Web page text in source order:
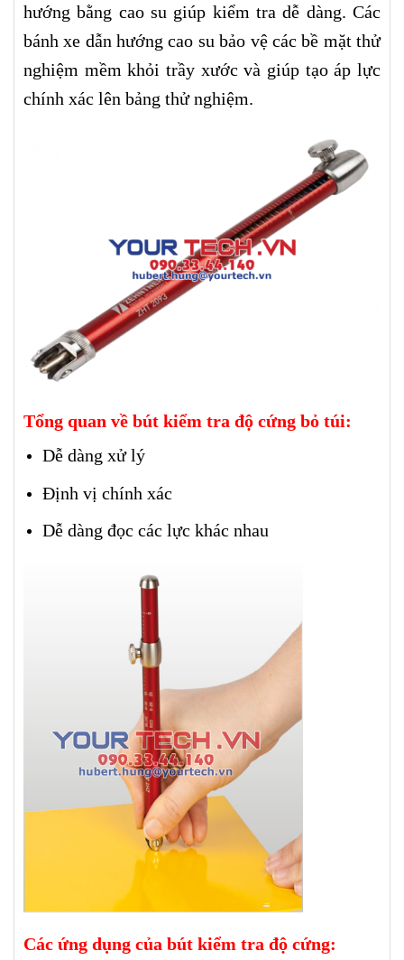
hướng bằng cao su giúp kiểm tra dễ dàng. Các
bánh xe dẫn hướng cao su bảo vệ các bề mặt thử
nghiệm mềm khỏi trầy xước và giúp tạo áp lực
chính xác lên bảng thử nghiệm.
Tổng quan về bút kiểm tra độ cứng bỏ túi:
Dễ dàng xử lý
Định vị chính xác
Dễ dàng đọc các lực khác nhau
Các ứng dụng của bút kiểm tra độ cứng: